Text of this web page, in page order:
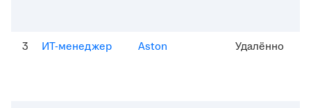
3 ИТ-менеджер Aston Удалённо